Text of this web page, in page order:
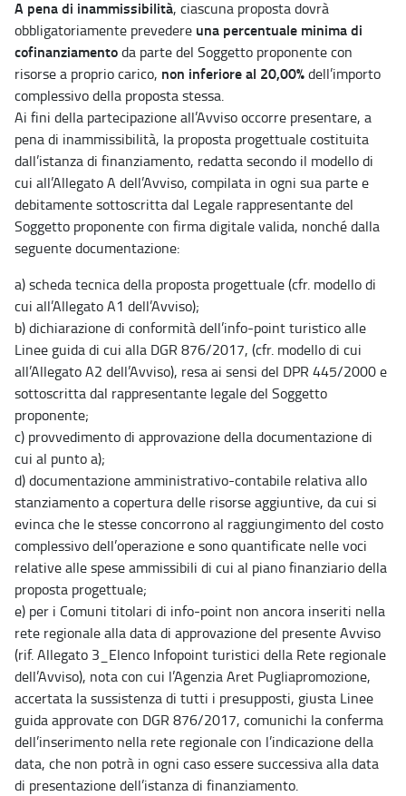
A pena di inammissibilità, ciascuna proposta dovrà
obbligatoriamente prevedere una percentuale minima di
cofinanziamentoda parte del Soggetto proponente con
risorse a proprio carico, non inferiore al 20,00%dell’importo
complessivo della proposta stessa.
Ai fini della partecipazione all’Avviso occorre presentare, a
pena di inammissibilità, la proposta progettuale costituita
dall’istanza di finanziamento, redatta secondo il modello di
cui all’Allegato A dell’Avviso, compilata in ogni sua parte e
debitamente sottoscritta dal Legale rappresentante del
Soggetto proponente con firma digitale valida, nonché dalla
seguente documentazione:
a) scheda tecnica della proposta progettuale (cfr. modello di
cui all’Allegato A1 dell’Avviso);
b) dichiarazione di conformità dell’info-point turistico alle
Linee guida di cui alla DGR 876/2017, (cfr. modello di cui
all’Allegato A2 dell’Avviso), resa ai sensi del DPR 445/2000 e
sottoscritta dal rappresentante legale del Soggetto
proponente;
c) provvedimento di approvazione della documentazione di
cui al punto a);
d) documentazione amministrativo-contabile relativa allo
stanziamento a copertura delle risorse aggiuntive, da cui si
evinca che le stesse concorrono al raggiungimento del costo
complessivo dell’operazione e sono quantificate nelle voci
relative alle spese ammissibili di cui al piano finanziario della
proposta progettuale;
e) per i Comuni titolari di info-point non ancora inseriti nella
rete regionale alla data di approvazione del presente Avviso
(rif. Allegato 3_Elenco Infopoint turistici della Rete regionale
dell’Avviso), nota con cui l’Agenzia Aret Pugliapromozione,
accertata la sussistenza di tutti i presupposti, giusta Linee
guida approvate con DGR 876/2017, comunichi la conferma
dell’inserimento nella rete regionale con l’indicazione della
data, che non potrà in ogni caso essere successiva alla data
di presentazione dell’istanza di finanziamento.